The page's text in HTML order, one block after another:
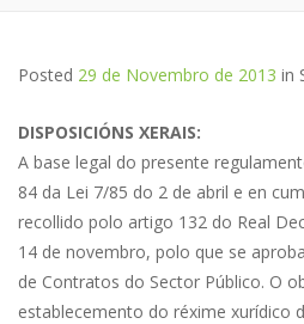
Posted 29 de Novembro de 2013 in
DISPOSICIÓNS XERAIS:
A base legal do presente
84 da Lei 7/85 do 2 de abril e en
recollido polo artigo 132 do Real
14 de novembro, polo que se
de Contratos do Sector Público. O
establecemento do réxime xurídico